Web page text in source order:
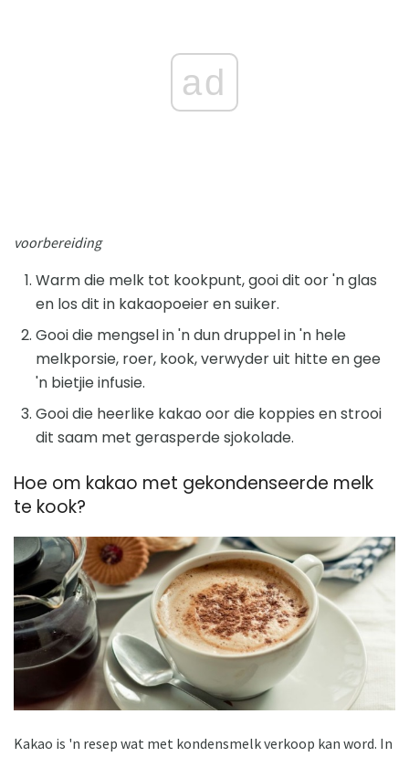
ad
voorbereiding
Warm die melk tot kookpunt, gooi dit oor 'n glas
en los dit in kakaopoeier en suiker.
Gooi die mengsel in 'n dun druppel in 'n hele
melkporsie, roer, kook, verwyder uit hitte en gee
'n bietjie infusie.
Gooi die heerlike kakao oor die koppies en strooi
dit saam met gerasperde sjokolade.
Hoe om kakao met gekondenseerde melk
te kook?
Kakao is 'n resep wat met kondensmelk verkoop kan word. In